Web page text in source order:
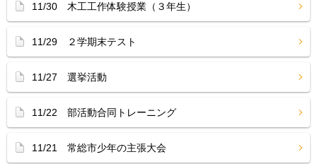
11/30 木工工作体験授業（３年生）
11/29 ２学期末テスト
11/27 選挙活動
11/22 部活動合同トレーニング
11/21 常総市少年の主張大会